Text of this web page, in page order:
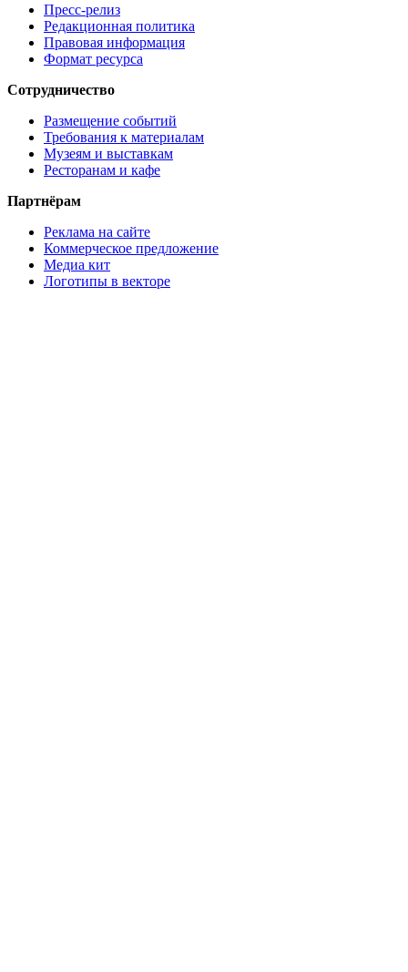
Пресс-релиз
Редакционная политика
Правовая информация
Формат ресурса
Сотрудничество
Размещение событий
Требования к материалам
Музеям и выставкам
Ресторанам и кафе
Партнёрам
Реклама на сайте
Коммерческое предложение
Медиа кит
Логотипы в векторе